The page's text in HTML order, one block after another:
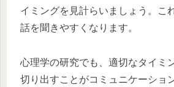
イミングを見計らいましょう。こ
話を聞きやすくなります。
心理学の研究でも、適切なタイミ
切り出すことがコミュニケーショ